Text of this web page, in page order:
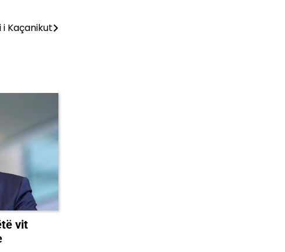
Kaçanikut
vit